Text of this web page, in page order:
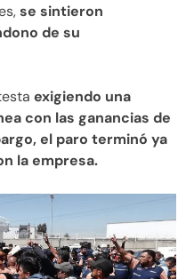
se sintieron
de su
exigiendo una
con las ganancias de
el paro terminó ya
la empresa.